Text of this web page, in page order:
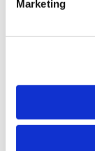
Marketing